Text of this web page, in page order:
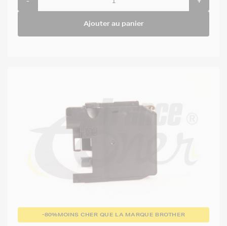
Ajouter au panier
-80%MOINS CHER QUE LA MARQUE BROTHER